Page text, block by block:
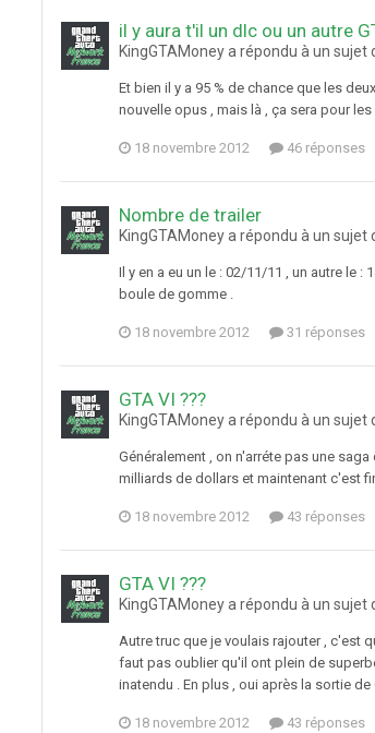
il y aura t'il un dlc ou un autre
KingGTAMoney a répondu à un sujet
Et bien il y a 95 % de chance que les
nouvelle opus , mais là , ça sera pour
18 novembre 2012 46 réponses
Nombre de trailer
KingGTAMoney a répondu à un sujet
Il y en a eu un le : 02/11/11 , un autre le
boule de gomme .
18 novembre 2012 31 réponses
GTA VI ???
KingGTAMoney a répondu à un
Généralement , on n'arréte pas une
milliards de dollars et maintenant c'est
18 novembre 2012 43 réponses
GTA VI ???
KingGTAMoney a répondu à un
Autre truc que je voulais rajouter , c'est
faut pas oublier qu'il ont plein de
inatendu . En plus , oui après la sortie
18 novembre 2012 43 réponses